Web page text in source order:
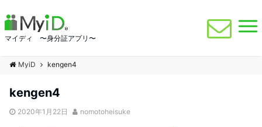
マイディ 〜身分証アプリ〜
MyiD kengen4
kengen4
2020年1月22日 nomotoheisuke